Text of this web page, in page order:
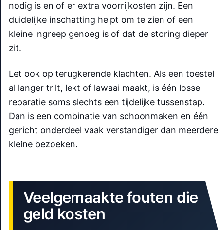
nodig is en of er extra voorrijkosten zijn. Een
duidelijke inschatting helpt om te zien of een
kleine ingreep genoeg is of dat de storing dieper
zit.
Let ook op terugkerende klachten. Als een toestel
al langer trilt, lekt of lawaai maakt, is één losse
reparatie soms slechts een tijdelijke tussenstap.
Dan is een combinatie van schoonmaken en één
gericht onderdeel vaak verstandiger dan meerdere
kleine bezoeken.
Veelgemaakte fouten die
geld kosten